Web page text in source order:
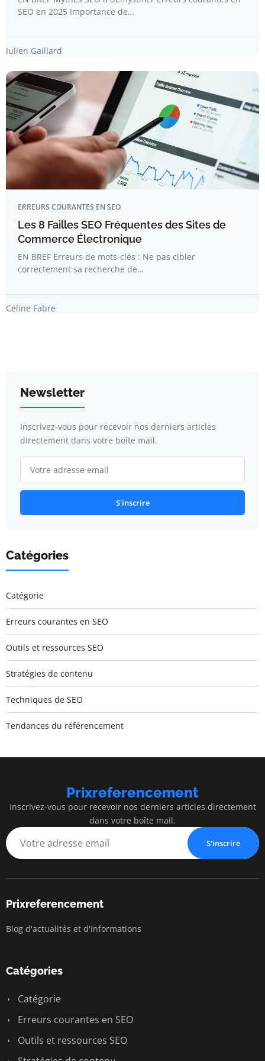
SEO en 2025 Importance de…
Julien Gaillard
ERREURS COURANTES EN SEO
Les 8 Failles SEO Fréquentes des Sites de
Commerce Électronique
EN BREF Erreurs de mots-clés : Ne pas cibler
correctement sa recherche de…
Céline Fabre
Newsletter
Inscrivez-vous pour recevoir nos derniers articles
directement dans votre boîte mail.
S'inscrire
Catégories
Catégorie
Erreurs courantes en SEO
Outils et ressources SEO
Stratégies de contenu
Techniques de SEO
Tendances du référencement
Prixreferencement
Inscrivez-vous pour recevoir nos derniers articles directement
dans votre boîte mail.
S'inscrire
Prixreferencement
Blog d'actualités et d'informations
Catégories
Catégorie
Erreurs courantes en SEO
Outils et ressources SEO